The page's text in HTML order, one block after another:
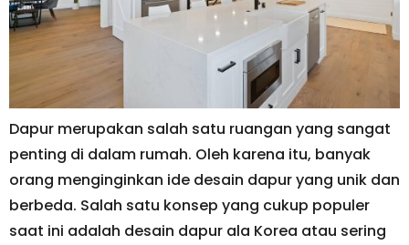
Dapur merupakan salah satu ruangan yang sangat
penting di dalam rumah. Oleh karena itu, banyak
orang menginginkan ide desain dapur yang unik dan
berbeda. Salah satu konsep yang cukup populer
saat ini adalah desain dapur ala Korea atau sering